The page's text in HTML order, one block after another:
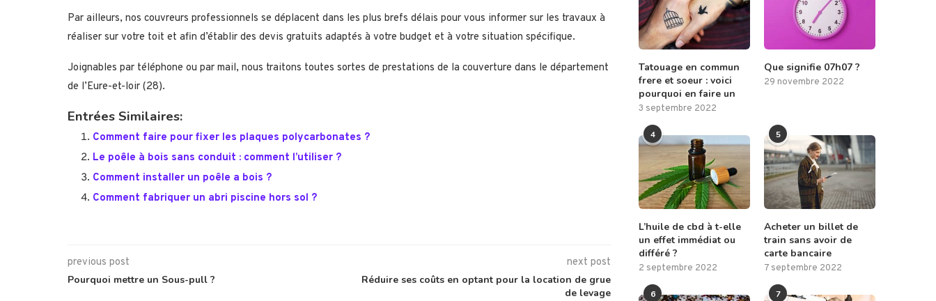
Par ailleurs, nos couvreurs professionnels se déplacent dans les plus brefs délais pour vous informer sur les travaux à
réaliser sur votre toit et afin d’établir des devis gratuits adaptés à votre budget et à votre situation spécifique.
Joignables par téléphone ou par mail, nous traitons toutes sortes de prestations de la couverture dans le département
de l’Eure-et-loir (28).
Entrées Similaires:
Comment faire pour fixer les plaques polycarbonates ?
Le poêle à bois sans conduit : comment l’utiliser ?
Comment installer un poêle a bois ?
Comment fabriquer un abri piscine hors sol ?
previous post
Pourquoi mettre un Sous-pull ?
next post
Réduire ses coûts en optant pour la location de grue
de levage
Tatouage en commun
frere et soeur : voici
pourquoi en faire un
3 septembre 2022
Que signifie 07h07 ?
29 novembre 2022
4
L’huile de cbd à t-elle
un effet immédiat ou
différé ?
2 septembre 2022
5
Acheter un billet de
train sans avoir de
carte bancaire
7 septembre 2022
6 7